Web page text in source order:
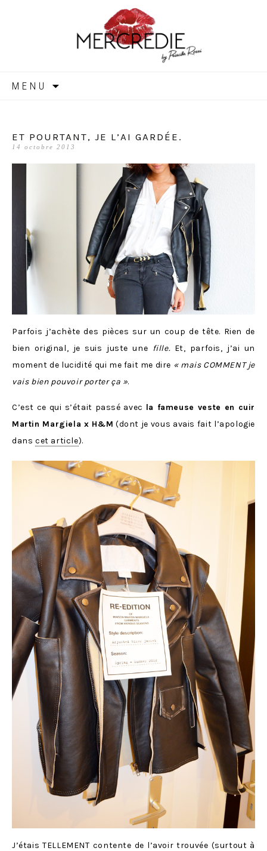
MERCREDIE
MENU
ET POURTANT, JE L’AI GARDÉE.
14 octobre 2013
Parfois j’achète des pièces sur un coup de tête. Rien de
bien original, je suis juste une fille. Et, parfois, j’ai un
moment de lucidité qui me fait me dire « mais COMMENT je
vais bien pouvoir porter ça ».
C’est ce qui s’était passé avec la fameuse veste en cuir
Martin Margiela x H&M (dont je vous avais fait l’apologie
dans cet article).
J’étais TELLEMENT contente de l’avoir trouvée (surtout à